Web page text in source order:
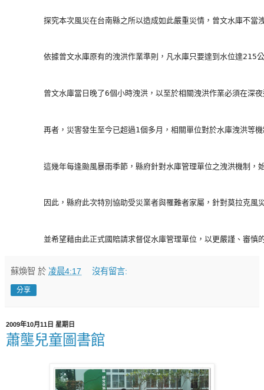
探究本次風災在台南縣之所以造成如此嚴重災情，曾文水庫不當
依據曾文水庫原有的洩洪作業準則，凡水庫只要達到水位達215
曾文水庫當日晚了6個小時洩洪，以至於相關洩洪作業必須在深
再者，災害發生至今已超過1個多月，相關單位對於水庫洩洪等
這幾年每逢颱風暴雨季節，縣府針對水庫管理單位之洩洪機制，
因此，縣府此次特別協助受災業者與罹難者家屬，針對莫拉克
並希望藉由此正式國賠請求督促水庫管理單位，以更嚴謹、審慎
蘇煥智 於 凌晨4:17 沒有留言:
分享
2009年10月11日 星期日
蕭壟兒童圖書館